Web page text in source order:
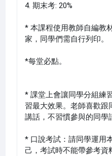
4. 期末考: 20%
* 本課程使用教師自編教
家，同學們需自行列印。
*每堂必點。
* 課堂上會讓同學分組練
習最大效果。老師喜歡跟
講話，不習慣參與的同學
* 口說考試：請同學運用
己，考試時不能帶參考資